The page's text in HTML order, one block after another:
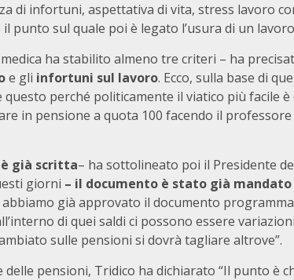
di infortuni, aspettativa di vita, stress lavoro
punto sul quale poi è legato l’usura di un
ha stabilito almeno tre criteri – ha
e gli infortuni sul lavoro. Ecco, sulla base di
perché politicamente il viatico più facile è
in pensione a quota 100 facendo il
già scritta– ha sottolineato poi il Presidente
giorni – il documento è stato già mandato
già approvato il documento
di quei saldi ci possono essere
sulle pensioni si dovrà tagliare altrove”.
delle pensioni, Tridico ha dichiarato “Il punto è